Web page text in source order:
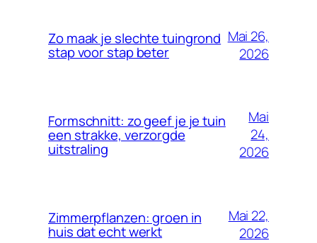
Zo maak je slechte tuingrond
stap voor stap beter
Mai 26,
2026
Formschnitt: zo geef je je tuin
een strakke, verzorgde
uitstraling
Mai
24,
2026
Zimmerpflanzen: groen in
huis dat echt werkt
Mai 22,
2026